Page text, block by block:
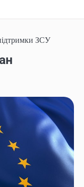
ЗСУ